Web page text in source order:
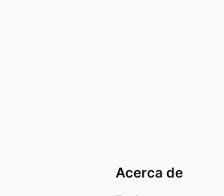
Acerca de